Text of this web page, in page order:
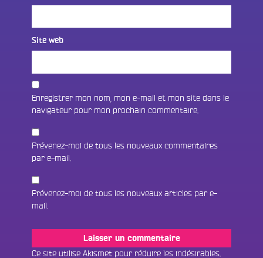
Site web
Enregistrer mon nom, mon e-mail et mon site dans le
navigateur pour mon prochain commentaire.
Prévenez-moi de tous les nouveaux commentaires
par e-mail.
Prévenez-moi de tous les nouveaux articles par e-
mail.
Ce site utilise Akismet pour réduire les indésirables.